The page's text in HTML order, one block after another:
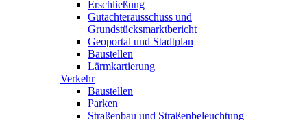
Erschließung
Gutachterausschuss und
Grundstücksmarktbericht
Geoportal und Stadtplan
Baustellen
Lärmkartierung
Verkehr
Baustellen
Parken
Straßenbau und Straßenbeleuchtung